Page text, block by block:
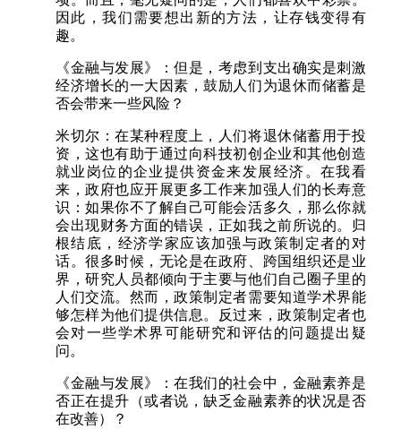
因此，我们需要想出新的方法，让存钱变得有
趣。
《金融与发展》：但是，考虑到支出确实是刺激
经济增长的一大因素，鼓励人们为退休而储蓄是
否会带来一些风险？
米切尔：在某种程度上，人们将退休储蓄用于投
资，这也有助于通过向科技初创企业和其他创造
就业岗位的企业提供资金来发展经济。在我看
来，政府也应开展更多工作来加强人们的长寿意
识：如果你不了解自己可能会活多久，那么你就
会出现财务方面的错误，正如我之前所说的。归
根结底，经济学家应该加强与政策制定者的对
话。很多时候，无论是在政府、跨国组织还是业
界，研究人员都倾向于主要与他们自己圈子里的
人们交流。然而，政策制定者需要知道学术界能
够怎样为他们提供信息。反过来，政策制定者也
会对一些学术界可能研究和评估的问题提出疑
问。
《金融与发展》：在我们的社会中，金融素养是
否正在提升（或者说，缺乏金融素养的状况是否
在改善）？